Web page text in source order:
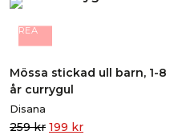
REA
Mössa stickad ull barn, 1-8
år currygul
Disana
259kr 199 kr